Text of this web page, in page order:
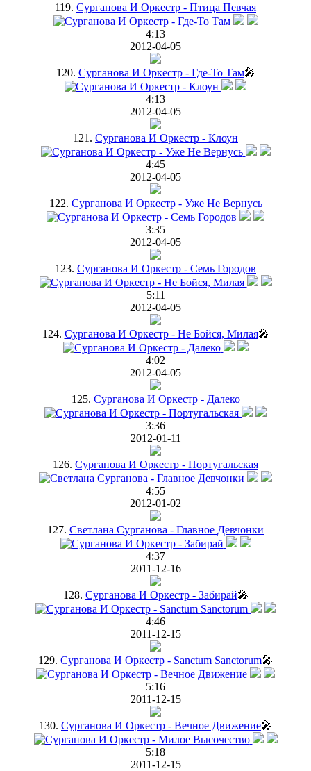
119. Сурганова И Оркестр - Птица Певчая
4:13
2012-04-05
120. Сурганова И Оркестр - Где-То Там🎤
4:13
2012-04-05
121. Сурганова И Оркестр - Клоун
4:45
2012-04-05
122. Сурганова И Оркестр - Уже Не Вернусь
3:35
2012-04-05
123. Сурганова И Оркестр - Семь Городов
5:11
2012-04-05
124. Сурганова И Оркестр - Не Бойся, Милая🎤
4:02
2012-04-05
125. Сурганова И Оркестр - Далеко
3:36
2012-01-11
126. Сурганова И Оркестр - Португальская
4:55
2012-01-02
127. Светлана Сурганова - Главное Девчонки
4:37
2011-12-16
128. Сурганова И Оркестр - Забирай🎤
4:46
2011-12-15
129. Сурганова И Оркестр - Sanctum Sanctorum🎤
5:16
2011-12-15
130. Сурганова И Оркестр - Вечное Движение🎤
5:18
2011-12-15